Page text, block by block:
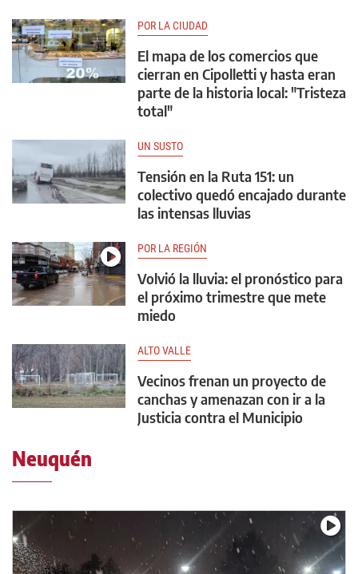
POR LA CIUDAD
El mapa de los comercios que
cierran en Cipolletti y hasta eran
parte de la historia local: "Tristeza
total"
UN SUSTO
Tensión en la Ruta 151: un
colectivo quedó encajado durante
las intensas lluvias
POR LA REGIÓN
Volvió la lluvia: el pronóstico para
el próximo trimestre que mete
miedo
ALTO VALLE
Vecinos frenan un proyecto de
canchas y amenazan con ir a la
Justicia contra el Municipio
Neuquén